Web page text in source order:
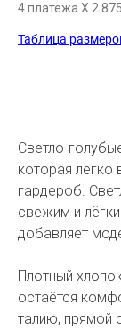
4 платежа X 2 875
Таблица
Светло-
которая легко
гардероб.
свежим и
добавляет
Плотный
остаётся
талию, прямой